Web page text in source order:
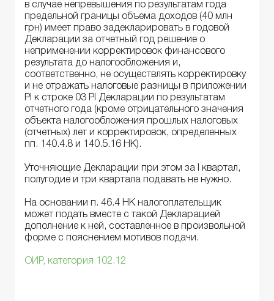
в случае непревышения по результатам года
предельной границы объема доходов (40 млн
грн) имеет право задекларировать в годовой
Декларации за отчетный год решение о
неприменении корректировок финансового
результата до налогообложения и,
соответственно, не осуществлять корректировку
и не отражать налоговые разницы в приложении
РІ к строке 03 РІ Декларации по результатам
отчетного года (кроме отрицательного значения
объекта налогообложения прошлых налоговых
(отчетных) лет и корректировок, определенных
пп. 140.4.8 и 140.5.16 НК).
Уточняющие Декларации при этом за I квартал,
полугодие и три квартала подавать не нужно.
На основании п. 46.4 НК налогоплательщик
может подать вместе с такой Декларацией
дополнение к ней, составленное в произвольной
форме с пояснением мотивов подачи.
ОИР, категория 102.12